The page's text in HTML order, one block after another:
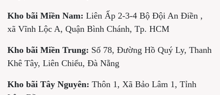
Kho bãi Miền Nam: Liên Ấp 2-3-4 Bộ Đội An Điền ,
xã Vĩnh Lộc A, Quận Bình Chánh, Tp. HCM
Kho bãi Miền Trung: Số 78, Đường Hồ Quý Ly, Thanh
Khê Tây, Liên Chiểu, Đà Nẵng
Kho bãi Tây Nguyên: Thôn 1, Xã Bảo Lâm 1, Tỉnh